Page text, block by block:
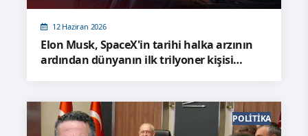
12 Haziran 2026
Elon Musk, SpaceX'in tarihi halka arzının
ardından dünyanın ilk trilyoner kişisi
POLITIKA